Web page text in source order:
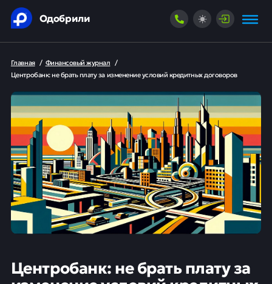
Одобрили
Главная / Финансовый журнал /
Центробанк: не брать плату за изменение условий кредитных договоров
Центробанк: не брать плату за